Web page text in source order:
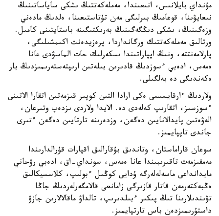
مۇنداي بايلانىس، انىعىندا، مەملەكەتتىڭ ىشكى ساياساتىنىڭ
نىعايۋىنا، قوعامىڭ بىرلىگى مەن تۇتاستىعىنا، ەلدىڭ مادەني
وزەگىنىڭ، ىشكى دىڭگەگىنىڭ بەرىكتىگىنە باستايتىنى كامىل.
ورتالىق مەملەكەتتىك ورگانداردا، پرەزيدەنت اكىمشىلىگى،
پارلامەنتتە، ونىڭ اپپاراتىندا ىسكەرلىك حات الماسۋدى عانا
ەمەس، ادەبي ءسوزدىڭ قادىرىن بىلەتىن ارىپتەستەرىمىزدىڭ بار
ەكەندىگى دە بەلگىلى.
ولاردىڭ ءارقايسىسى ەكى ارادا التىن كوپىر قىزمەتىن اتقارا الاتىنى
ءسوزسىز، اتقارىپ كەلەدى دە. الايدا ولاردى ىزدەپ وتىرعان،
الەۋەتىن پايدالانايىن دەگەن، وزدەرىنە تارتايىن دەگەن ءتىرى
جاندى تاپپايمىز.
سوعان قاراماستان، وتاندىق بۇقارالىق اقپارات قۇرالدارىندا
مەمقىزمەت تاقىرىبىندا عانا ەمەس، سونداي-اق، ادەبي رۋحاني
مايدانداعى ماسەلەلەرگە ۇدايى كوڭىل ءبولىپ، كلاسسيكالىق
ەڭبەكتەرمەن قاتار قازىرگى زامانعى قالامگەرلەردىڭ جاڭا
تۋىندىلارىنا تىڭ پىكىر ءبىلدىرىپ، تالداۋ ماقالالارىن جازۋ
داستۇرىمىزدەن باس تارتپايمىز.